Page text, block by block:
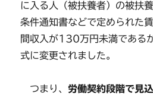
に入る人（被扶養者）の被扶
条件通知書などで定められた
間収入が130万円未満である
式に変更されました。
つまり、 労働契約段階で見